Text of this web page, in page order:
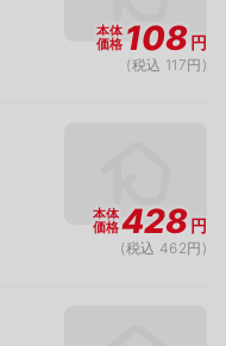
本体
価格 108円
(税込 117円)
本体
価格428円
(税込 462円)